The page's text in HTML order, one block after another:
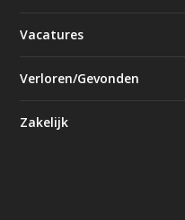
Vacatures
Verloren/Gevonden
Zakelijk